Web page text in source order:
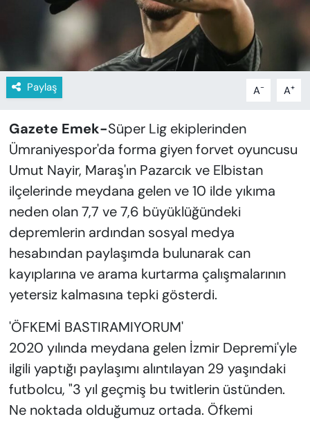
Paylaş A- A+
Gazete Emek-Süper Lig ekiplerinden
Ümraniyespor'da forma giyen forvet oyuncusu
Umut Nayir, Maraş'ın Pazarcık ve Elbistan
ilçelerinde meydana gelen ve 10 ilde yıkıma
neden olan 7,7 ve 7,6 büyüklüğündeki
depremlerin ardından sosyal medya
hesabından paylaşımda bulunarak can
kayıplarına ve arama kurtarma çalışmalarının
yetersiz kalmasına tepki gösterdi.
'ÖFKEMİ BASTIRAMIYORUM'
2020 yılında meydana gelen İzmir Depremi'yle
ilgili yaptığı paylaşımı alıntılayan 29 yaşındaki
futbolcu, "3 yıl geçmiş bu twitlerin üstünden.
Ne noktada olduğumuz ortada. Öfkemi
MAGAZİN
ÖZEL HABER
YAZAR KÖŞESİ
VAN VE DİYARBAKIR HABERLERİ